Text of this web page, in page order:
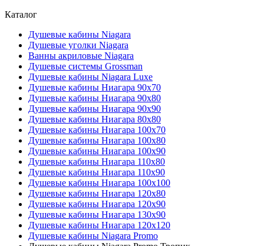
Каталог
Душевые кабины Niagara
Душевые уголки Niagara
Ванны акриловые Niagara
Душевые системы Grossman
Душевые кабины Niagara Luxe
Душевые кабины Ниагара 90x70
Душевые кабины Ниагара 90x80
Душевые кабины Ниагара 90x90
Душевые кабины Ниагара 80x80
Душевые кабины Ниагара 100x70
Душевые кабины Ниагара 100x80
Душевые кабины Ниагара 100x90
Душевые кабины Ниагара 110x80
Душевые кабины Ниагара 110x90
Душевые кабины Ниагара 100x100
Душевые кабины Ниагара 120x80
Душевые кабины Ниагара 120x90
Душевые кабины Ниагара 130x90
Душевые кабины Ниагара 120x120
Душевые кабины Niagara Promo